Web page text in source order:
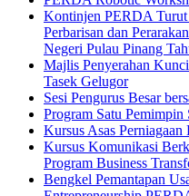
Kontinjen PERDA Turut
Perbarisan dan
Negeri Pulau Pinang
Majlis Penyerahan
Tasek Gelugor
Sesi Pengurus Besar
Program Satu
Kursus Asas
Kursus Komunikasi
Program Business
Bengkel Pemantapan